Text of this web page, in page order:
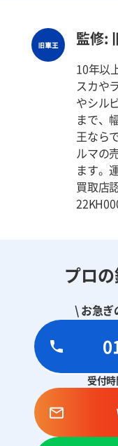
監修:
10年以
スカや
やシル
まで、
王なら
ルマの
ます。
買取店
プロ
\ お急ぎ
受付